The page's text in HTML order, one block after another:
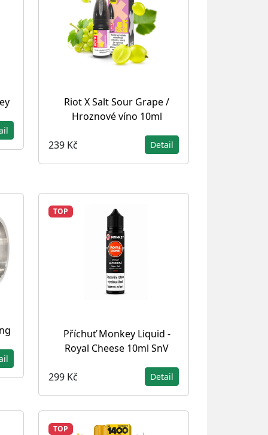
Riot X Salt Sour Grape /
Hroznové víno 10ml
239 Kč Detail
TOP
Příchuť Monkey Liquid -
Royal Cheese 10ml SnV
299 Kč Detail
TOP